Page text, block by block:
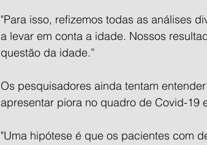
"Para isso, refizemos todas as análises
a levar em conta a idade. Nossos
questão da idade.”
Os pesquisadores ainda tentam
apresentar piora no quadro de Covid-19
"Uma hipótese é que os pacientes com